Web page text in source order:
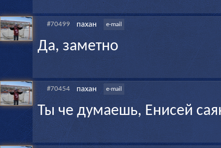
#70499 пахан e-mail
Да, заметно
#70454 пахан e-mail
Ты че думаешь, Енисей